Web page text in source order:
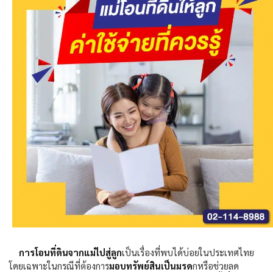
การโอนที่ดินจากแม่ไปสู่ลูกเป็นเรื่องที่พบได้บ่อยในประเทศไทย
โดยเฉพาะในกรณีที่ต้องการมอบทรัพย์สินเป็นมรดกหรือช่วยลด